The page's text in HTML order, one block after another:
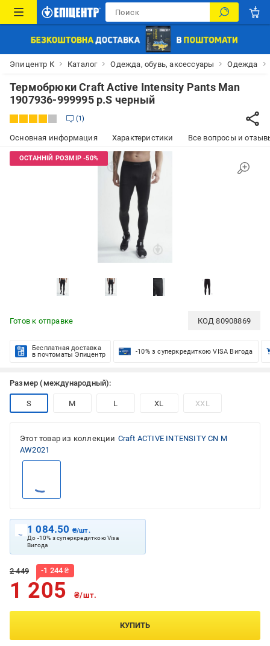
Эпицентр К Каталог Одежда, обувь, аксессуары Одежда
Термобрюки Craft Active Intensity Pants Man
1907936-999995 р.S черный
1
Основная информация Характеристики Все вопросы и
Готов к отправке КОД80908869
Бесплатная доставка
в почтоматы Эпицентр
-10% з суперкредиткою VISA Вигода
Размер (международный):
S M L XL XXL
Этот товар из коллекции Craft ACTIVE INTENSITY CN M
AW2021
1 084.50 ₴/шт.
До -10% з суперкредиткою Visa
Вигода
2 449 -1 244 ₴
1 205 ₴/шт.
КУПИТЬ